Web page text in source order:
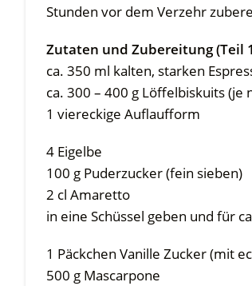
Stunden vor dem Verzehr
Zutaten und Zubereitung (Teil
ca. 350 ml kalten, starken
ca. 300 – 400 g Löffelbiskuits (je
1 viereckige Auflaufform
4 Eigelbe
100 g Puderzucker (fein sieben)
2 cl Amaretto
in eine Schüssel geben und für
1 Päckchen Vanille Zucker (mit
500 g Mascarpone